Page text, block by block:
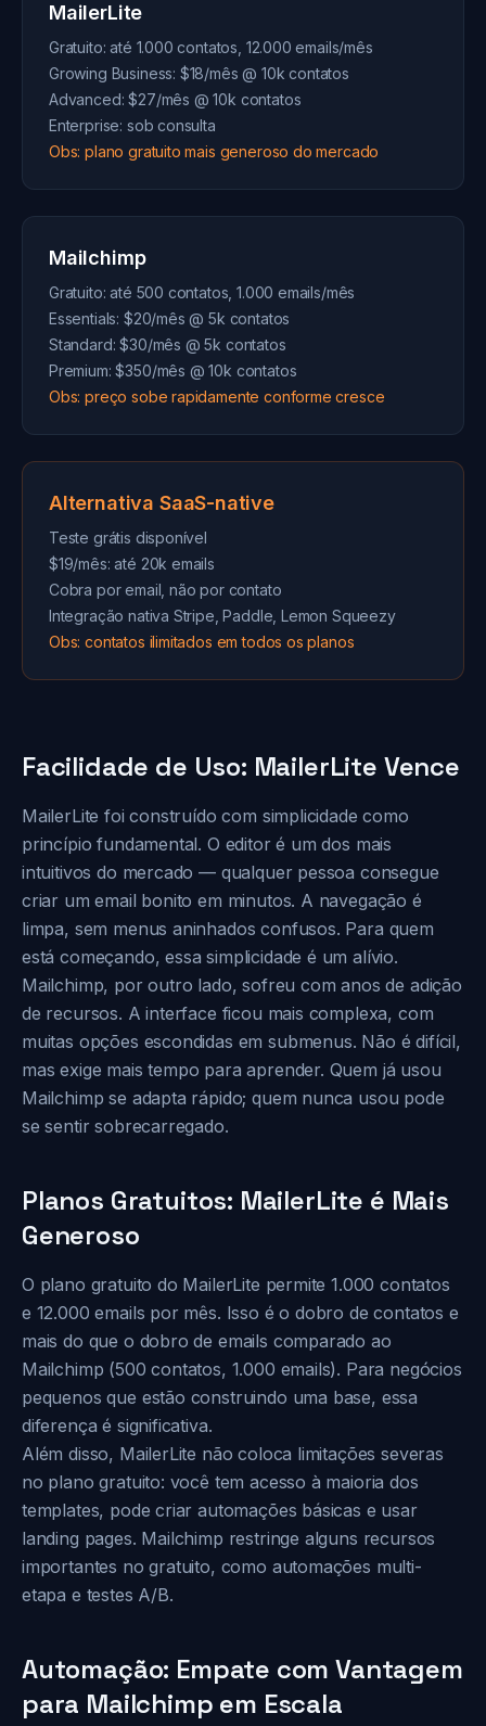
MailerLite
Gratuito: até 1.000 contatos, 12.000 emails/mês
Growing Business: $18/mês @ 10k contatos
Advanced: $27/mês @ 10k contatos
Enterprise: sob consulta
Obs: plano gratuito mais generoso do mercado
Mailchimp
Gratuito: até 500 contatos, 1.000 emails/mês
Essentials: $20/mês @ 5k contatos
Standard: $30/mês @ 5k contatos
Premium: $350/mês @ 10k contatos
Obs: preço sobe rapidamente conforme cresce
Alternativa SaaS-native
Teste grátis disponível
$19/mês: até 20k emails
Cobra por email, não por contato
Integração nativa Stripe, Paddle, Lemon Squeezy
Obs: contatos ilimitados em todos os planos
Facilidade de Uso: MailerLite Vence
MailerLite foi construído com simplicidade como
princípio fundamental. O editor é um dos mais
intuitivos do mercado — qualquer pessoa consegue
criar um email bonito em minutos. A navegação é
limpa, sem menus aninhados confusos. Para quem
está começando, essa simplicidade é um alívio.
Mailchimp, por outro lado, sofreu com anos de adição
de recursos. A interface ficou mais complexa, com
muitas opções escondidas em submenus. Não é difícil,
mas exige mais tempo para aprender. Quem já usou
Mailchimp se adapta rápido; quem nunca usou pode
se sentir sobrecarregado.
Planos Gratuitos: MailerLite é Mais
Generoso
O plano gratuito do MailerLite permite 1.000 contatos
e 12.000 emails por mês. Isso é o dobro de contatos e
mais do que o dobro de emails comparado ao
Mailchimp (500 contatos, 1.000 emails). Para negócios
pequenos que estão construindo uma base, essa
diferença é significativa.
Além disso, MailerLite não coloca limitações severas
no plano gratuito: você tem acesso à maioria dos
templates, pode criar automações básicas e usar
landing pages. Mailchimp restringe alguns recursos
importantes no gratuito, como automações multi-
etapa e testes A/B.
Automação: Empate com Vantagem
para Mailchimp em Escala